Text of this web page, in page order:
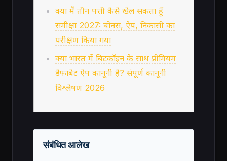
क्या मैं तीन पत्ती कैसे खेल सकता हूँ
समीक्षा 2027: बोनस, ऐप, निकासी का
परीक्षण किया गया
क्या भारत में बिटकॉइन के साथ प्रीमियम
डैफाबेट ऐप कानूनी है? संपूर्ण कानूनी
विश्लेषण 2026
संबंधित आलेख